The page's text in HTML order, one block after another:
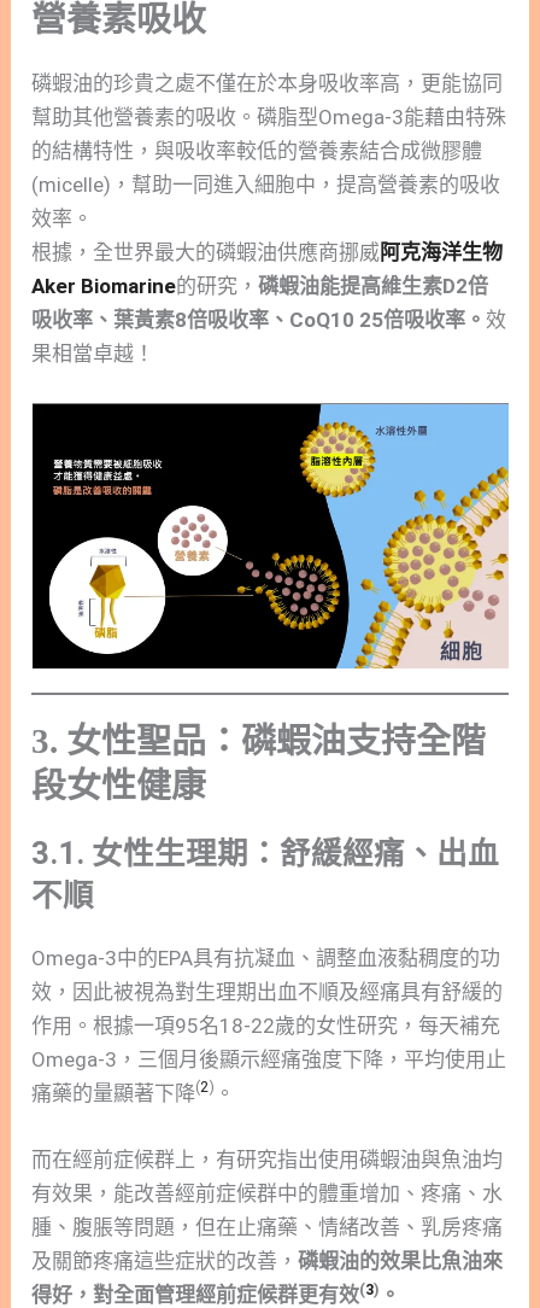
營養素吸收
磷蝦油的珍貴之處不僅在於本身吸收率高，更能協同
幫助其他營養素的吸收。磷脂型Omega-3能藉由特殊
的結構特性，與吸收率較低的營養素結合成微膠體
(micelle)，幫助一同進入細胞中，提高營養素的吸收
效率。
根據，全世界最大的磷蝦油供應商挪威阿克海洋生物
Aker Biomarine的研究，磷蝦油能提高維生素D2倍
吸收率、葉黃素8倍吸收率、CoQ10 25倍吸收率。 效
果相當卓越！
3. 女性聖品：磷蝦油支持全階
段女性健康
3.1. 女性生理期：舒緩經痛、出血
不順
Omega-3中的EPA具有抗凝血、調整血液黏稠度的功
效，因此被視為對生理期出血不順及經痛具有舒緩的
作用。根據一項95名18-22歲的女性研究，每天補充
Omega-3，三個月後顯示經痛強度下降，平均使用止
痛藥的量顯著下降(2) 。
而在經前症候群上，有研究指出使用磷蝦油與魚油均
有效果，能改善經前症候群中的體重增加、疼痛、水
腫、腹脹等問題，但在止痛藥、情緒改善、乳房疼痛
及關節疼痛這些症狀的改善，磷蝦油的效果比魚油來
得好，對全面管理經前症候群更有效(3) 。